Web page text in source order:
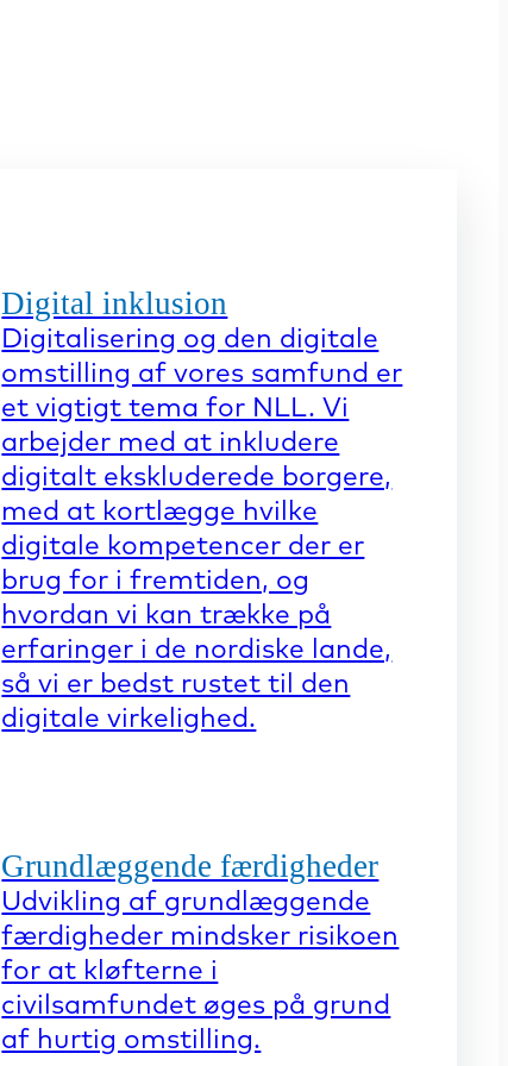
Digital inklusion
Digitalisering og den digitale
omstilling af vores samfund er
et vigtigt tema for NLL. Vi
arbejder med at inkludere
digitalt ekskluderede borgere,
med at kortlægge hvilke
digitale kompetencer der er
brug for i fremtiden, og
hvordan vi kan trække på
erfaringer i de nordiske lande,
så vi er bedst rustet til den
digitale virkelighed.
Grundlæggende færdigheder
Udvikling af grundlæggende
færdigheder mindsker risikoen
for at kløfterne i
civilsamfundet øges på grund
af hurtig omstilling.